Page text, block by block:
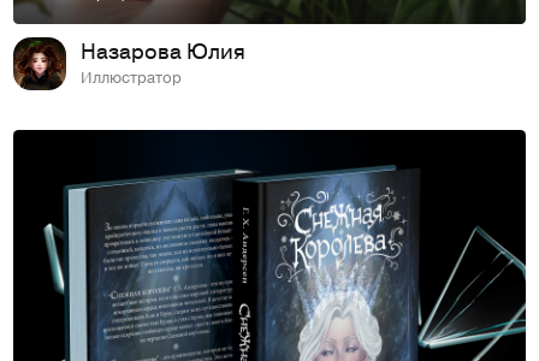
Назарова Юлия
Иллюстратор